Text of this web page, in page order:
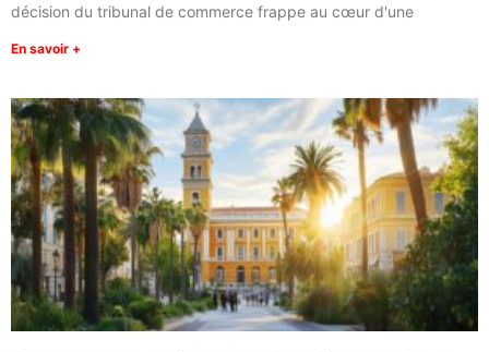
décision du tribunal de commerce frappe au cœur d'une
En savoir +